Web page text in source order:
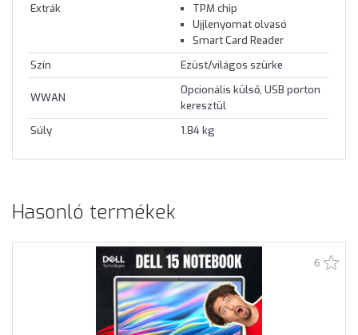
Extrák
TPM chip
Ujjlenyomat olvasó
Smart Card Reader
Szín
Ezüst/világos szürke
WWAN
Opcionális külső, USB porton
keresztül
Súly
1.84 kg
Hasonló termékek
6